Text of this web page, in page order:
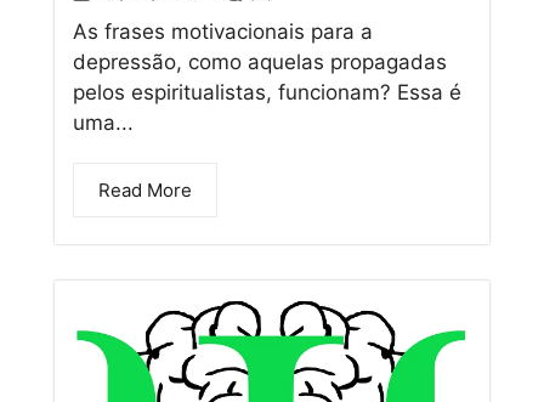
As frases motivacionais para a
depressão, como aquelas propagadas
pelos espiritualistas, funcionam? Essa é
uma...
Read More